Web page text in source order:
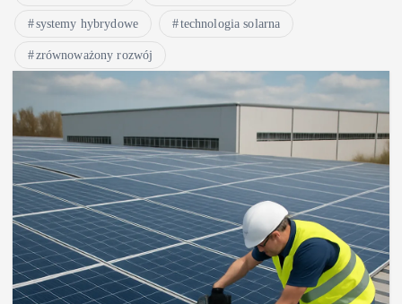
systemy hybrydowe technologia solarna
zrównoważony rozwój